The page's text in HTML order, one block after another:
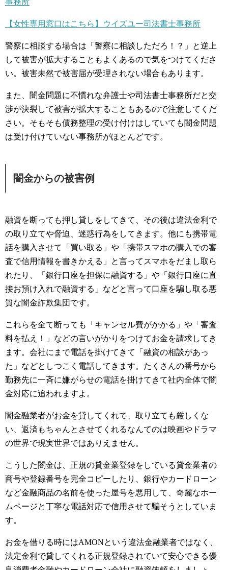
事務所
【女性専用窓口はこちら】ウイズユー司法書士事務所
警察に相談する場合は「警察に相談しただろ！？」と逆上
して被害が拡大することもよくあるので気をつけてくださ
い。被害未然で被害届が受理されない場合もあります。
また、闇金問題に不慣れな弁護士や司法書士事務所だと交
渉が決裂して被害が拡大することもあるので注意してくだ
さい。そもそも債務整理の受け付けはしていても闇金問題
は受け付けていない事務所がほとんどです。
闇金からの被害例
融資を断っても押し貸しをしてきて、その後は違法金利で
の取り立てや脅迫、迷惑行為をしてきます。他にも携帯電
話を購入させて「買い取る」や「携帯スマホの購入での審
査で信用情報を書きかえる」と言ってスマホをだまし取ら
れたり、「銀行口座を担保に融資する」や「銀行口座に直
接お預け入れで融資する」などと言って口座を騙し取る悪
質な闇金詐欺集団です。
これらを全て断っても「キャンセル費がかかる」や「審査
料を払え！」などの言いがかりをつけてお金を請求してき
ます。会社にまで電話を掛けてきて「融資の相談があっ
た」などとしつこく電話してきます。たくさんの番号から
勤務先に一斉に嫌がらせの電話を掛けてきて社内全体で闇
金対応に追われますよ。
闇金融業者がお金を貸してくれて、取り立ても厳しくな
い、返済もちゃんとさせてくれるなんてのは映画やドラマ
の世界で現実世界ではありえません。
こうした闇金は、正規の貸金業登録をしている貸金業者の
商号や登録番号を完全コピーしたり、銀行やカードローン
など金融商品の名前を使った屋号を悪用して、奇麗なホー
ムページと丁寧な電話対応で信用させて騙そうとしていま
す。
お金を借りる時にはAMONという違法金融業者ではなく、
法定金利で貸してくれる正規登録されていて安心できる優